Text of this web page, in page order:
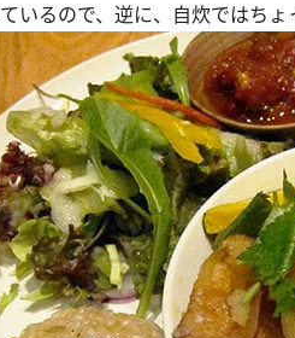
いるので、逆に、自炊ではち